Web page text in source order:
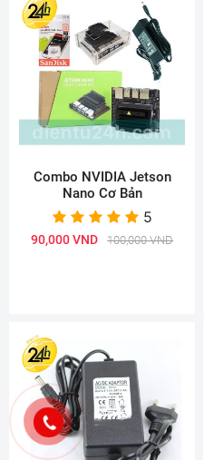
Combo NVIDIA Jetson
Nano Cơ Bản
5
90,000 VND 100,000 VND